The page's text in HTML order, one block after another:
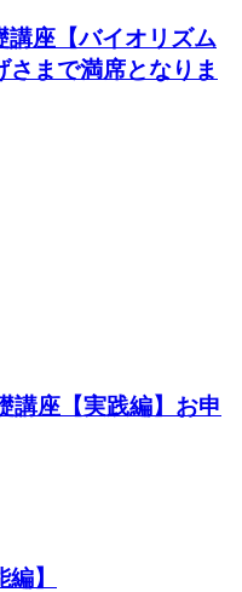
講座【バイオリズム
まで満席となりま
座【実践編】お申
】